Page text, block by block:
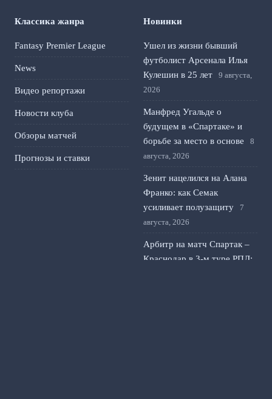
Классика жанра
Fantasy Premier League
News
Видео репортажи
Новости клуба
Обзоры матчей
Прогнозы и ставки
Новинки
Ушел из жизни бывший
футболист Арсенала Илья
Кулешин в 25 лет
9 августа,
2026
Манфред Угальде о
будущем в «Спартаке» и
борьбе за место в основе
8
августа, 2026
Зенит нацелился на Алана
Франко: как Семак
усиливает полузащиту
7
августа, 2026
Арбитр на матч Спартак –
Краснодар в 3-м туре РПЛ: